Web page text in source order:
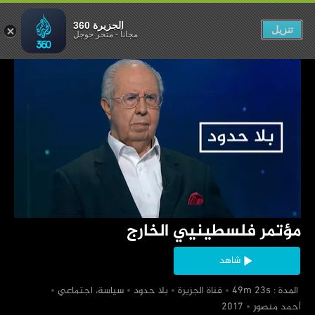
‏مؤتمر فلسطينيي الخارج
شاهد
‏ المدة : 49m 23s
‏قناة الجزيرة ‏بلا حدود
‏سياسة، اجتماعي
‏أحمد منصور
الخارج
الجزيرة 360
مجاناً-متجر جوجل تنزيل